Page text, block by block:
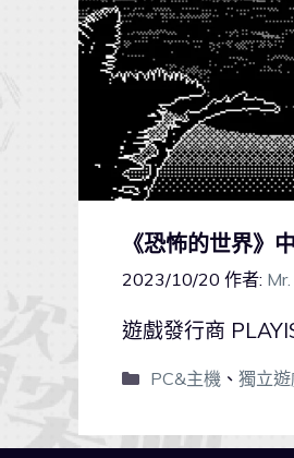
《恐怖的世界
2023/10/20 作者:
遊戲發行商
PC&主機 、 獨立